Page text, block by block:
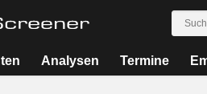
Analysen Termine